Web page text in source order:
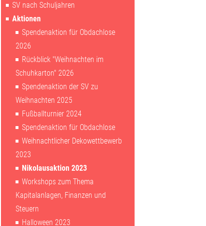
SV nach Schuljahren
Aktionen
Spendenaktion für Obdachlose
2026
Rückblick "Weihnachten im
Schuhkarton" 2026
Spendenaktion der SV zu
Weihnachten 2025
Fußballturnier 2024
Spendenaktion für Obdachlose
Weihnachtlicher Dekowettbewerb
2023
Nikolausaktion 2023
Workshops zum Thema
Kapitalanlagen, Finanzen und
Steuern
Halloween 2023